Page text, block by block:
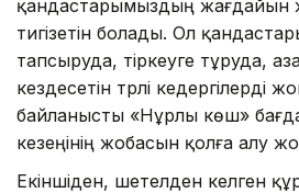
қандастарымыздың жағдайын
тигізетін болады. Ол
тапсыруда, тіркеуге тұруда,
кездесетін түрлі кедергілерді
байланысты «Нұрлы көш»
кезеңінің жобасын қолға алу
Екіншіден, шетелден келген